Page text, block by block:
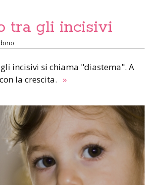
tra gli incisivi
incisivi si chiama "diastema". A
la crescita. »